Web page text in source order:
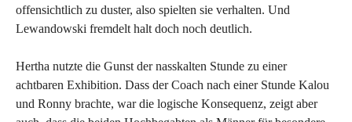
offensichtlich zu duster, also spielten sie verhalten. Und
Lewandowski fremdelt halt doch noch deutlich.
Hertha nutzte die Gunst der nasskalten Stunde zu einer
achtbaren Exhibition. Dass der Coach nach einer Stunde Kalou
und Ronny brachte, war die logische Konsequenz, zeigt aber